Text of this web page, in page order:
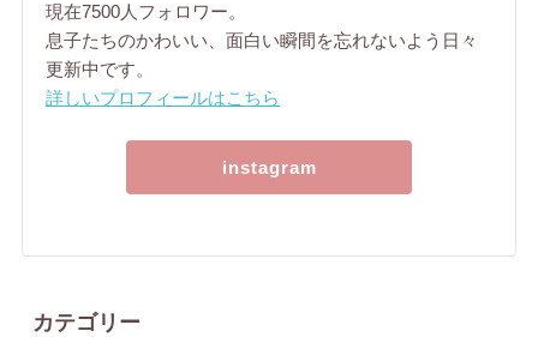
現在7500人フォロワー。
息子たちのかわいい、面白い瞬間を忘れないよう日々
更新中です。
詳しいプロフィールはこちら
instagram
カテゴリー